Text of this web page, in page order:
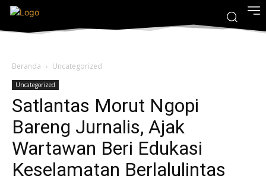
Beranda Uncategorized
Uncategorized
Satlantas Morut Ngopi
Bareng Jurnalis, Ajak
Wartawan Beri Edukasi
Keselamatan Berlalulintas